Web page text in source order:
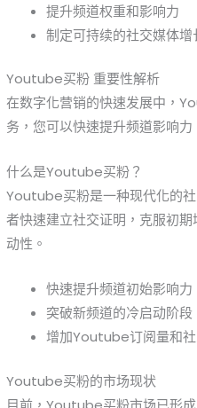
提升频道权重和影响力
制定可持续的社交媒体增
Youtube买粉 重要性解析
在数字化营销的快速发展中，
务，您可以快速提升频道影响力
什么是Youtube买粉？
Youtube买粉是一种现代化的
者快速建立社交证明，克服初
动性。
快速提升频道初始影响力
突破新频道的冷启动阶段
增加Youtube订阅量和
Youtube买粉的市场现状